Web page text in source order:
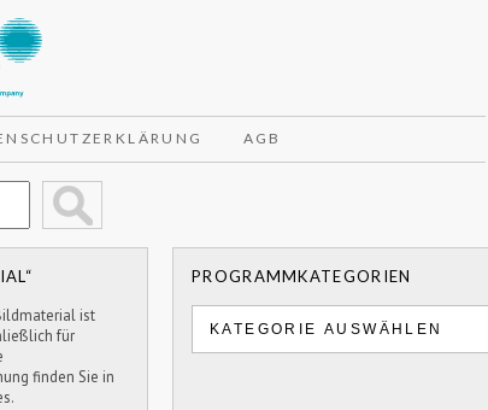
AGB
ist
für
finden Sie in
PROGRAMMKATEGORIEN